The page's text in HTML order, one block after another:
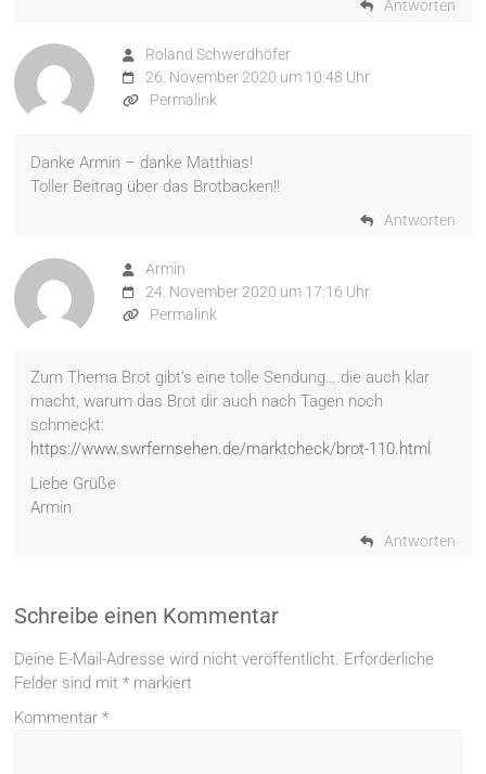
Antworten
Roland Schwerdhöfer
26. November 2020 um 10:48 Uhr
Permalink
Danke Armin – danke Matthias!
Toller Beitrag über das Brotbacken!!
Antworten
Armin
24. November 2020 um 17:16 Uhr
Permalink
Zum Thema Brot gibt’s eine tolle Sendung….die auch klar
macht, warum das Brot dir auch nach Tagen noch
schmeckt:
https://www.swrfernsehen.de/marktcheck/brot-110.html
Liebe Grüße
Armin
Antworten
Schreibe einen Kommentar
Deine E-Mail-Adresse wird nicht veröffentlicht. Erforderliche
Felder sind mit* markiert
Kommentar*